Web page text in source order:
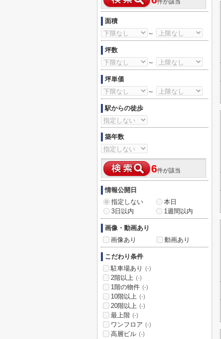
件が該当
面積
～
坪数
～
坪単価
～
駅からの徒歩
築年数
6件が該当
情報公開日
指定しない
本日
3日以内
1週間以内
画像・動画あり
画像あり
動画あり
こだわり条件
駐車場あり
(-)
2階以上 (-)
1階の物件 (-)
10階以上 (-)
20階以上 (-)
最上階 (-)
ワンフロア (-)
高層ビル (-)